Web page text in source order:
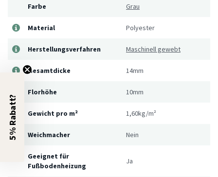
Farbe Grau
Material Polyester
Herstellungsverfahren Maschinell gewebt
Gesamtdicke 14mm
Florhöhe 10mm
Gewicht pro m² 1,60kg/m²
Weichmacher Nein
Geeignet für
Fußbodenheizung
Ja
5% Rabatt?